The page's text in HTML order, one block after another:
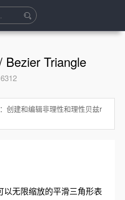
Bezier Triangle
6312
创建和编辑非理性和理性贝兹r
无限缩放的平滑三角形表